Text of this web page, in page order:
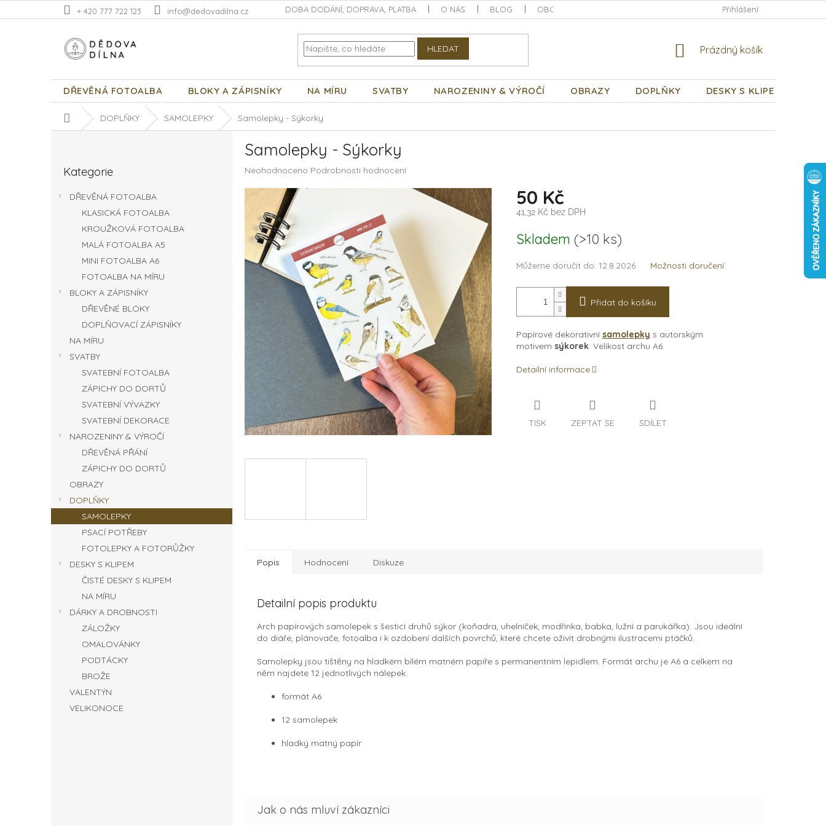
na
+ 420 777 722 123 info@dedovadilna.cz DOBA DODÁNÍ, DOPRAVA, PLATBA O NÁS BLOG OBCHODNÍ PODMÍNKY PODMÍNKY OCHRANY OSOBNÍCH ÚDAJŮ
Přihlášení
HLEDAT
NÁKUPNÍ
Prázdný košík
DŘEVĚNÁ FOTOALBA BLOKY A ZÁPISNÍKY NA MÍRU SVATBY NAROZENINY & VÝROČÍ OBRAZY DOPLŇKY DESKY S KLIPEM
Domů DOPLŇKY SAMOLEPKY Samolepky - Sýkorky
kategorie
Kategorie
DŘEVĚNÁ FOTOALBA
KLASICKÁ FOTOALBA
KROUŽKOVÁ FOTOALBA
MALÁ FOTOALBA A5
MINI FOTOALBA A6
FOTOALBA NA MÍRU
BLOKY A ZÁPISNÍKY
DŘEVĚNÉ BLOKY
DOPLŇOVACÍ ZÁPISNÍKY
NA MÍRU
SVATBY
SVATEBNÍ FOTOALBA
ZÁPICHY DO DORTŮ
SVATEBNÍ VÝVAZKY
SVATEBNÍ DEKORACE
NAROZENINY & VÝROČÍ
DŘEVĚNÁ PŘÁNÍ
ZÁPICHY DO DORTŮ
OBRAZY
DOPLŇKY
SAMOLEPKY
PSACÍ POTŘEBY
FOTOLEPKY A FOTORŮŽKY
DESKY S KLIPEM
ČISTÉ DESKY S KLIPEM
NA MÍRU
DÁRKY A DROBNOSTI
ZÁLOŽKY
OMALOVÁNKY
PODTÁCKY
BROŽE
VALENTÝN
VELIKONOCE
Samolepky - Sýkorky
Průměrné
produktu
je
hvězdiček.
Neohodnoceno Podrobnosti hodnocení
50 Kč
41,32 Kč bez DPH
cena:
Skladem (>10 ks)
Můžeme doručit do: 12.8.2026 Možnosti doručení
Přidat do košíku
Papírové dekorativní samolepky s autorským
motivem sýkorek. Velikost archu A6.
Detailní informace
TISK ZEPTAT SE SDÍLET
Popis Hodnocení Diskuze
Detailní popis produktu
Arch papírových samolepek s šesticí druhů sýkor (koňadra, uhelníček, modřinka, babka, lužní a parukářka). Jsou ideální
do diáře, plánovače, fotoalba i k ozdobení dalších povrchů, které chcete oživit drobnými ilustracemi ptáčků.
Samolepky jsou tištěny na hladkém bílém matném papíře s permanentním lepidlem. Formát archu je A6 a celkem na
něm najdete 12 jednotlivých nálepek.
formát A6
12 samolepek
hladký matný papír